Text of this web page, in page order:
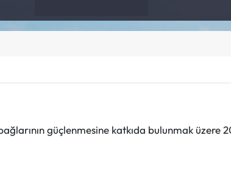
güçlenmesine katkıda bulunmak üzere